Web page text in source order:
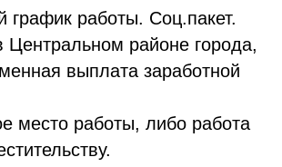
график работы. Соц.пакет.
Центральном районе города,
выплата заработной
место работы, либо работа